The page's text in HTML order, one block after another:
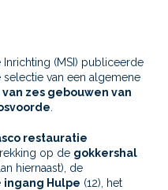
(MSI) publiceerde
van een algemene
zes gebouwen van
restauratie
op de gokkershal
hiernaast), de
ingang Hulpe (12), het